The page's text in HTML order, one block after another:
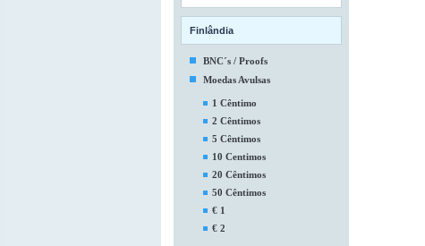
Finlândia
BNC´s / Proofs
Moedas Avulsas
1 Cêntimo
2 Cêntimos
5 Cêntimos
10 Centimos
20 Cêntimos
50 Cêntimos
€ 1
€ 2